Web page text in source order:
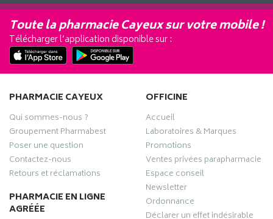
Toute la pharmacie Cayeux sur votre mobile !
Télécharger l’application disponible sur :
PHARMACIE CAYEUX
Qui sommes-nous ?
Groupement Pharmabest
Poser une question
Contactez-nous
Retours et réclamations
PHARMACIE EN LIGNE
AGRÉÉE
OFFICINE
Accueil
Laboratoires & Marques
Promotions
Ventes privées parapharmacie
Espace conseil
Newsletter
Ordonnance